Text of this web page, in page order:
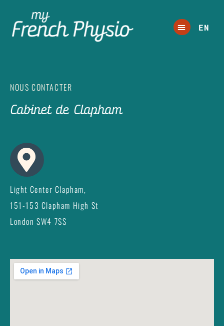
EN
NOUS CONTACTER
Cabinet de Clapham
Light Center Clapham,
151-153 Clapham High St
London SW4 7SS